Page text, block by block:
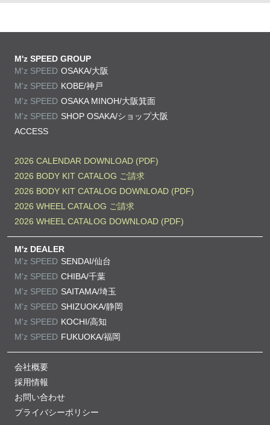
M'z SPEED GROUP
M'z SPEED OSAKA/大阪
M'z SPEED KOBE/神戸
M'z SPEED OSAKA MINOH/大阪箕面
M'z SPEED SHOP OSAKA/ショップ大阪
ACCESS
2026 CALENDAR DOWNLOAD (PDF)
2026 BODY KIT CATALOG ご請求
2026 BODY KIT CATALOG DOWNLOAD (PDF)
2026 WHEEL CATALOG ご請求
2026 WHEEL CATALOG DOWNLOAD (PDF)
M'z DEALER
M'z SPEED SENDAI/仙台
M'z SPEED CHIBA/千葉
M'z SPEED SAITAMA/埼玉
M'z SPEED SHIZUOKA/静岡
M'z SPEED KOCHI/高知
M'z SPEED FUKUOKA/福岡
会社概要
採用情報
お問い合わせ
プライバシーポリシー